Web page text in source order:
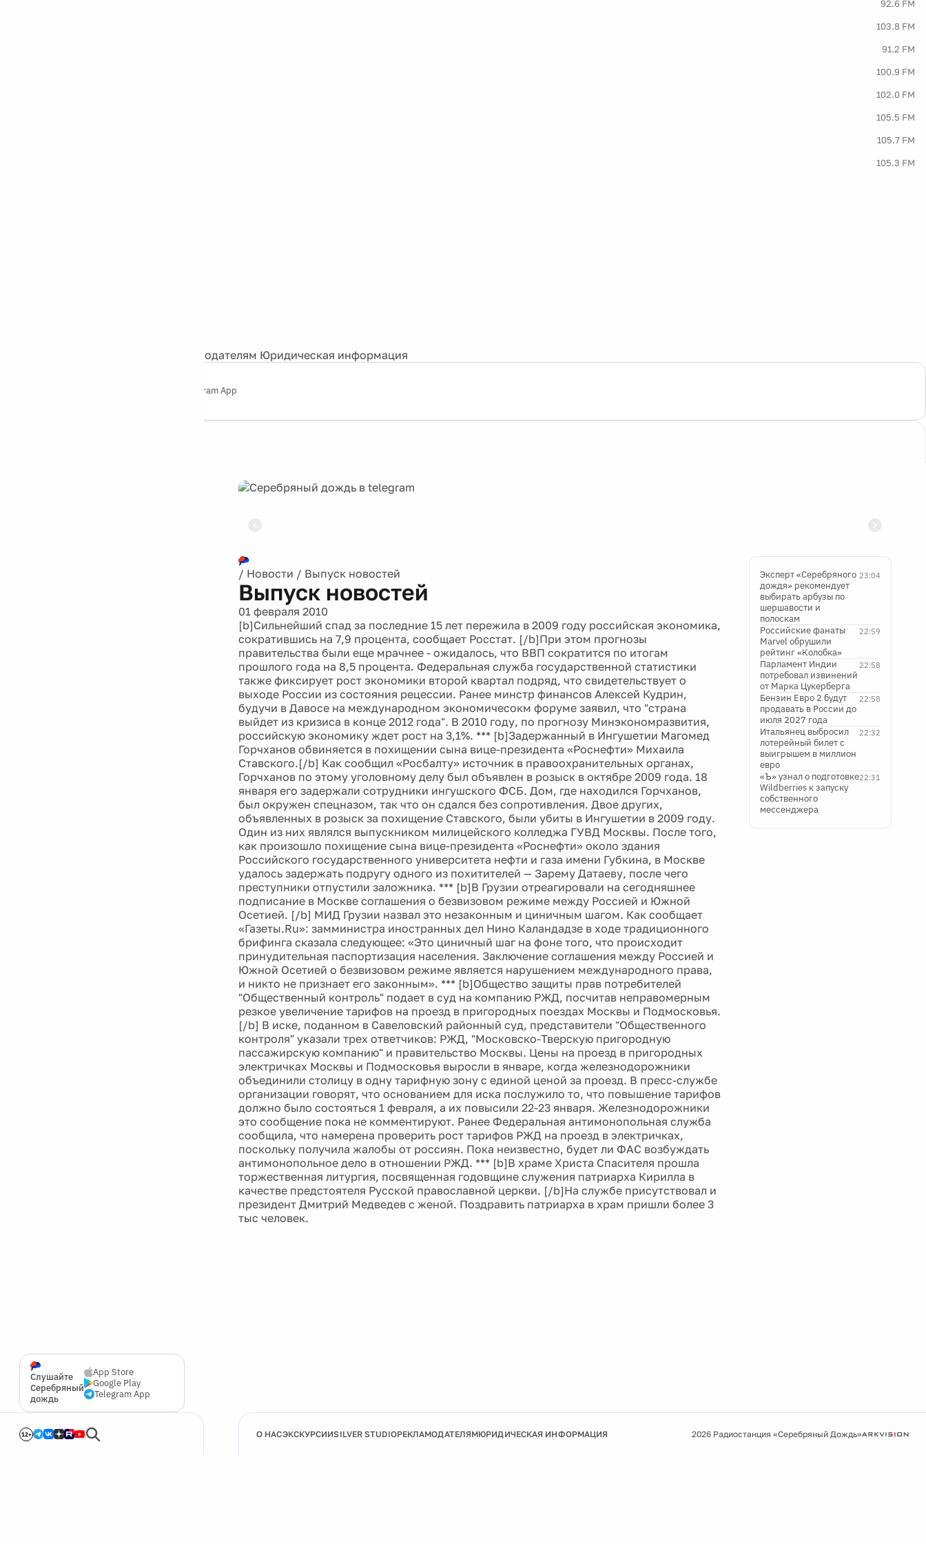
92.6 FM
103.8 FM
91.2 FM
100.9 FM
102.0 FM
105.5 FM
105.7 FM
105.3 FM
Рекламодателям Юридическая информация
Telegram App
Слушайте
Серебряный
дождь
App Store
Google Play
Telegram App
12+
/ Новости / Выпуск новостей
Выпуск новостей
01 февраля 2010
[b]Сильнейший спад за последние 15 лет пережила в 2009 году российская экономика,
сократившись на 7,9 процента, сообщает Росстат. [/b]При этом прогнозы
правительства были еще мрачнее - ожидалось, что ВВП сократится по итогам
прошлого года на 8,5 процента. Федеральная служба государственной статистики
также фиксирует рост экономики второй квартал подряд, что свидетельствует о
выходе России из состояния рецессии. Ранее минстр финансов Алексей Кудрин,
будучи в Давосе на международном экономичесокм форуме заявил, что "страна
выйдет из кризиса в конце 2012 года". В 2010 году, по прогнозу Минэкономразвития,
российскую экономику ждет рост на 3,1%. *** [b]Задержанный в Ингушетии Магомед
Горчханов обвиняется в похищении сына вице-президента «Роснефти» Михаила
Ставского.[/b] Как сообщил «Росбалту» источник в правоохранительных органах,
Горчханов по этому уголовному делу был объявлен в розыск в октябре 2009 года. 18
января его задержали сотрудники ингушского ФСБ. Дом, где находился Горчханов,
был окружен спецназом, так что он сдался без сопротивления. Двое других,
объявленных в розыск за похищение Ставского, были убиты в Ингушетии в 2009 году.
Один из них являлся выпускником милицейского колледжа ГУВД Москвы. После того,
как произошло похищение сына вице-президента «Роснефти» около здания
Российского государственного университета нефти и газа имени Губкина, в Москве
удалось задержать подругу одного из похитителей — Зарему Датаеву, после чего
преступники отпустили заложника. *** [b]В Грузии отреагировали на сегодняшнее
подписание в Москве соглашения о безвизовом режиме между Россией и Южной
Осетией. [/b] МИД Грузии назвал это незаконным и циничным шагом. Как сообщает
«Газеты.Ru»: замминистра иностранных дел Нино Каландадзе в ходе традиционного
брифинга сказала следующее: «Это циничный шаг на фоне того, что происходит
принудительная паспортизация населения. Заключение соглашения между Россией и
Южной Осетией о безвизовом режиме является нарушением международного права,
и никто не признает его законным». *** [b]Общество защиты прав потребителей
"Общественный контроль" подает в суд на компанию РЖД, посчитав неправомерным
резкое увеличение тарифов на проезд в пригородных поездах Москвы и Подмосковья.
[/b] В иске, поданном в Савеловский районный суд, представители "Общественного
контроля" указали трех ответчиков: РЖД, "Московско-Тверскую пригородную
пассажирскую компанию" и правительство Москвы. Цены на проезд в пригородных
электричках Москвы и Подмосковья выросли в январе, когда железнодорожники
объединили столицу в одну тарифную зону с единой ценой за проезд. В пресс-службе
организации говорят, что основанием для иска послужило то, что повышение тарифов
должно было состояться 1 февраля, а их повысили 22-23 января. Железнодорожники
это сообщение пока не комментируют. Ранее Федеральная антимонопольная служба
сообщила, что намерена проверить рост тарифов РЖД на проезд в электричках,
поскольку получила жалобы от россиян. Пока неизвестно, будет ли ФАС возбуждать
антимонопольное дело в отношении РЖД. *** [b]В храме Христа Спасителя прошла
торжественная литургия, посвященная годовщине служения патриарха Кирилла в
качестве предстоятеля Русской православной церкви. [/b]На службе присутствовал и
президент Дмитрий Медведев с женой. Поздравить патриарха в храм пришли более 3
тыс человек.
23:04
Эксперт «Серебряного
дождя» рекомендует
выбирать арбузы по
шершавости и
полоскам
22:59
Российские фанаты
Marvel обрушили
рейтинг «Колобка»
22:58
Парламент Индии
потребовал извинений
от Марка Цукерберга
22:58
Бензин Евро 2 будут
продавать в России до
июля 2027 года
22:32
Итальянец выбросил
лотерейный билет с
выигрышем в миллион
евро
22:31
«Ъ» узнал о подготовке
Wildberries к запуску
собственного
мессенджера
О НАСЭКСКУРСИИSILVER STUDIOРЕКЛАМОДАТЕЛЯМЮРИДИЧЕСКАЯ ИНФОРМАЦИЯ 2026 Радиостанция «Серебряный Дождь»